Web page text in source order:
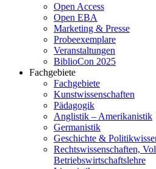
Open Access
Open EBA
Marketing & Presse
Probeexemplare
Veranstaltungen
BiblioCon 2025
Fachgebiete
Fachgebiete
Kunstwissenschaften
Pädagogik
Anglistik – Amerikanistik
Germanistik
Geschichte &
Rechtswissenschaften,
Betriebswirtschaftslehre